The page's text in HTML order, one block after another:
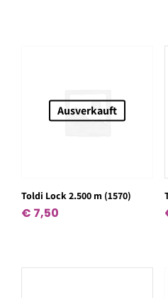
Ausverkauft
Toldi Lock 2.500 m (1570)
€ 7,50